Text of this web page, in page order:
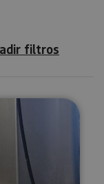
filtros
a la Quesería